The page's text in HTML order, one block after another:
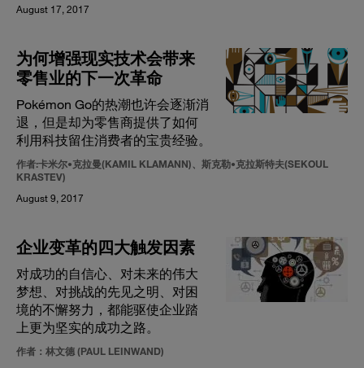
August 17, 2017
为何增强现实技术会带来
零售业的下一次革命
Pokémon Go的热潮也许会逐渐消
退，但是却为零售商提供了如何
利用科技留住消费者的宝贵经验。
作者:卡米尔•克拉曼(KAMIL KLAMANN)、斯克勒•克拉斯特夫(SEKOUL
KRASTEV)
August 9, 2017
企业变革的四大触发因素
对成功的自信心、对未来的伟大
梦想、对挑战的先见之明、对困
境的不懈努力，都能驱使企业踏
上更为坚实的成功之路。
作者：林文德 (PAUL LEINWAND)